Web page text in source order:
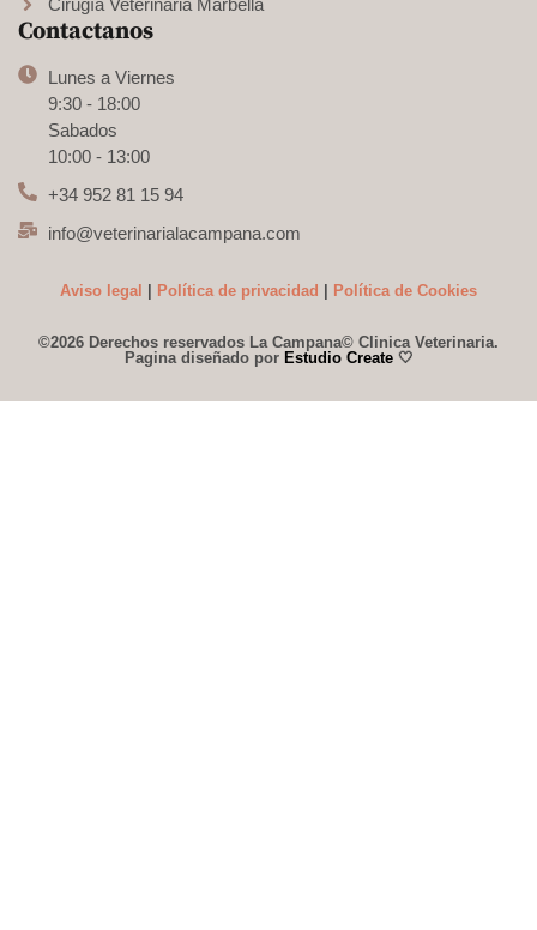
Cirugía Veterinaria Marbella
Contactanos
Lunes a Viernes
9:30 - 18:00
Sabados
10:00 - 13:00
+34 952 81 15 94
info@veterinarialacampana.com
Aviso legal Política de privacidad Política de Cookies
©2026 Derechos reservados La Campana© Clinica Veterinaria.
Pagina diseñado por Estudio Create🤍